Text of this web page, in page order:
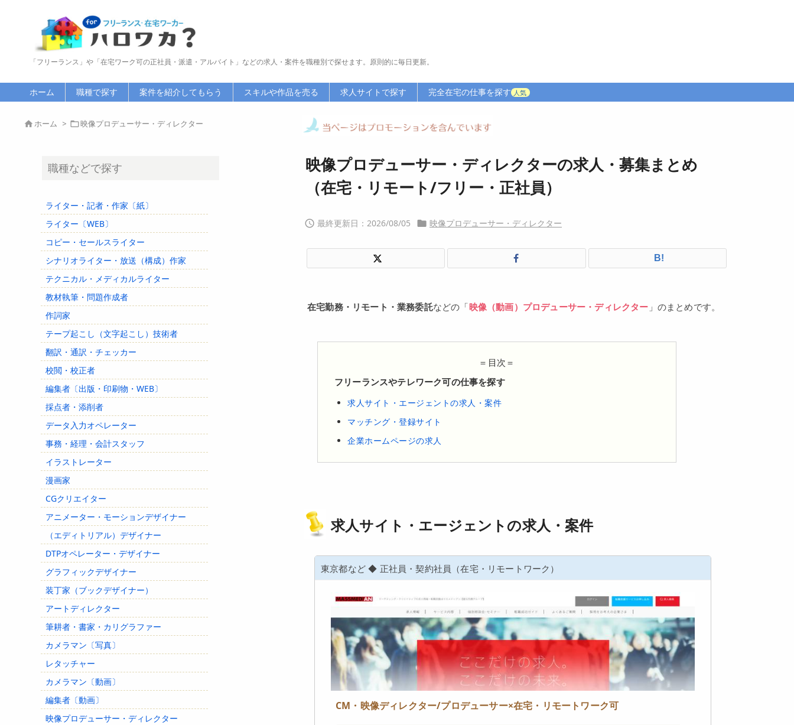
「フリーランス」や「在宅ワーク可の正社員・派遣・アルバイト」などの求人・案件を職種別で探せます。原則的に毎日更新。
ホーム 職種で探す 案件を紹介してもらう スキルや作品を売る 求人サイトで探す 完全在宅の仕事を探す 人気
ホーム > 映像プロデューサー・ディレクター
映像プロデューサー・ディレクターの求人・募集まとめ
（在宅・リモート/フリー・正社員）
 2026/08/05  映像プロデューサー・ディレクター
B!
在宅勤務・リモート・業務委託などの「映像（動画）プロデューサー・ディレクター 」のまとめです。
＝目次＝
フリーランスやテレワーク可の仕事を探す
求人サイト・エージェントの求人・案件
マッチング・登録サイト
企業ホームページの求人
求人サイト・エージェントの求人・案件
東京都など◆ 正社員・契約社員（在宅・リモートワーク）
CM・映像ディレクター/プロデューサー×在宅・リモートワーク可
職種などで探す
ライター・記者・作家〔紙〕
ライター〔WEB〕
コピー・セールスライター
シナリオライター・放送（構成）作家
テクニカル・メディカルライター
教材執筆・問題作成者
作詞家
テープ起こし（文字起こし）技術者
翻訳・通訳・チェッカー
校閲・校正者
編集者〔出版・印刷物・WEB〕
採点者・添削者
データ入力オペレーター
事務・経理・会計スタッフ
イラストレーター
漫画家
CGクリエイター
アニメーター・モーションデザイナー
（エディトリアル）デザイナー
DTPオペレーター・デザイナー
グラフィックデザイナー
装丁家（ブックデザイナー）
アートディレクター
筆耕者・書家・カリグラファー
カメラマン〔写真〕
レタッチャー
カメラマン〔動画〕
編集者〔動画〕
映像プロデューサー・ディレクター